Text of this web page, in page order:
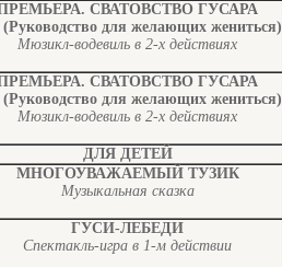
СВАТОВСТВО ГУСАРА
для желающих жениться)
Мюзикл-водевиль в 2-х действиях
СВАТОВСТВО ГУСАРА
для желающих жениться)
Мюзикл-водевиль в 2-х действиях
ДЛЯ ДЕТЕЙ
МНОГОУВАЖАЕМЫЙ ТУЗИК
Музыкальная сказка
ГУСИ-ЛЕБЕДИ
Спектакль-игра в 1-м действии